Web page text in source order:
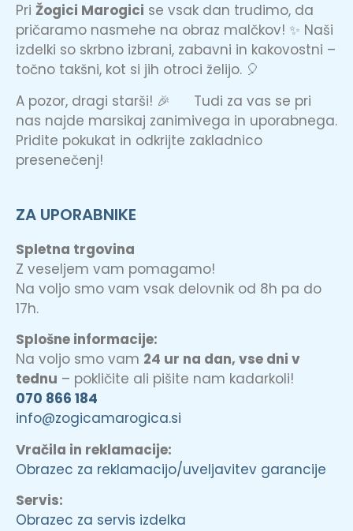
Pri Žogici Marogici se vsak dan trudimo, da
pričaramo nasmehe na obraz malčkov! ✨ Naši
izdelki so skrbno izbrani, zabavni in kakovostni –
točno takšni, kot si jih otroci želijo. 🎈
A pozor, dragi starši! 🎉 Tudi za vas se pri
nas najde marsikaj zanimivega in uporabnega.
Pridite pokukat in odkrijte zakladnico
presenečenj!
ZA UPORABNIKE
Spletna trgovina
Z veseljem vam pomagamo!
Na voljo smo vam vsak delovnik od 8h pa do
17h.
Splošne informacije:
Na voljo smo vam 24 ur na dan, vse dni v
tednu – pokličite ali pišite nam kadarkoli!
070 866 184
info@zogicamarogica.si
Vračila in reklamacije:
Obrazec za reklamacijo/uveljavitev garancije
Servis:
Obrazec za servis izdelka